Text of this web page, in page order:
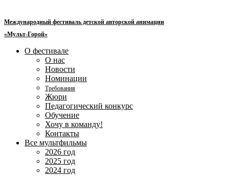
содержимому
Международный фестиваль детской авторской анимации
«Мульт-Горой»
О фестивале
О нас
Новости
Номинации
Требования
Жюри
Педагогический конкурс
Обучение
Хочу в команду!
Контакты
Все мультфильмы
2026 год
2025 год
2024 год